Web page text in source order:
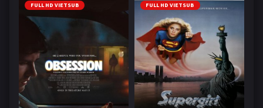
FULL HD VIETSUB FULL HD VIETSUB